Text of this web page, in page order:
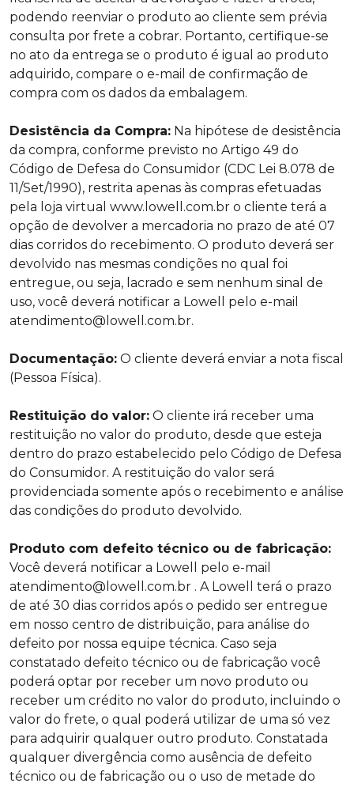
podendo reenviar o produto ao cliente sem prévia
consulta por frete a cobrar. Portanto, certifique-se
no ato da entrega se o produto é igual ao produto
adquirido, compare o e-mail de confirmação de
compra com os dados da embalagem.
Desistência da Compra: Na hipótese de desistência
da compra, conforme previsto no Artigo 49 do
Código de Defesa do Consumidor (CDC Lei 8.078 de
11/Set/1990), restrita apenas às compras efetuadas
pela loja virtual www.lowell.com.br o cliente terá a
opção de devolver a mercadoria no prazo de até 07
dias corridos do recebimento. O produto deverá ser
devolvido nas mesmas condições no qual foi
entregue, ou seja, lacrado e sem nenhum sinal de
uso, você deverá notificar a Lowell pelo e-mail
atendimento@lowell.com.br.
Documentação: O cliente deverá enviar a nota fiscal
(Pessoa Física).
Restituição do valor: O cliente irá receber uma
restituição no valor do produto, desde que esteja
dentro do prazo estabelecido pelo Código de Defesa
do Consumidor. A restituição do valor será
providenciada somente após o recebimento e análise
das condições do produto devolvido.
Produto com defeito técnico ou de fabricação:
Você deverá notificar a Lowell pelo e-mail
atendimento@lowell.com.br . A Lowell terá o prazo
de até 30 dias corridos após o pedido ser entregue
em nosso centro de distribuição, para análise do
defeito por nossa equipe técnica. Caso seja
constatado defeito técnico ou de fabricação você
poderá optar por receber um novo produto ou
receber um crédito no valor do produto, incluindo o
valor do frete, o qual poderá utilizar de uma só vez
para adquirir qualquer outro produto. Constatada
qualquer divergência como ausência de defeito
técnico ou de fabricação ou o uso de metade do